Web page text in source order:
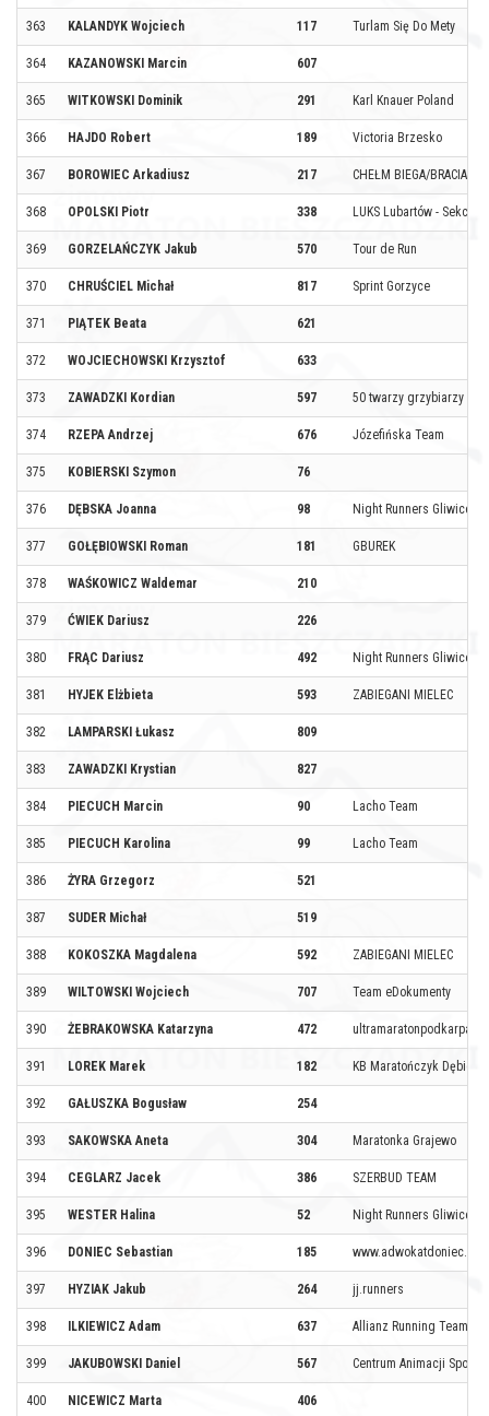
363 KALANDYK Wojciech 117 Turlam Się Do Mety
364 KAZANOWSKI Marcin 607
365 WITKOWSKI Dominik 291 Karl Knauer Poland
366 HAJDO Robert 189 Victoria Brzesko
367 BOROWIEC Arkadiusz 217 CHEŁM BIEGA/BRACIA.B
368 OPOLSKI Piotr 338 LUKS Lubartów - Sekcja
369 GORZELAŃCZYK Jakub 570 Tour de Run
370 CHRUŚCIEL Michał 817 Sprint Gorzyce
371 PIĄTEK Beata 621
372 WOJCIECHOWSKI Krzysztof 633
373 ZAWADZKI Kordian 597 50 twarzy grzybiarzy
374 RZEPA Andrzej 676 Józefińska Team
375 KOBIERSKI Szymon 76
376 DĘBSKA Joanna 98 Night Runners Gliwice
377 GOŁĘBIOWSKI Roman 181 GBUREK
378 WAŚKOWICZ Waldemar 210
379 ĆWIEK Dariusz 226
380 FRĄC Dariusz 492 Night Runners Gliwice
381 HYJEK Elżbieta 593 ZABIEGANI MIELEC
382 LAMPARSKI Łukasz 809
383 ZAWADZKI Krystian 827
384 PIECUCH Marcin 90 Lacho Team
385 PIECUCH Karolina 99 Lacho Team
386 ŻYRA Grzegorz 521
387 SUDER Michał 519
388 KOKOSZKA Magdalena 592 ZABIEGANI MIELEC
389 WILTOWSKI Wojciech 707 Team eDokumenty
390 ŻEBRAKOWSKA Katarzyna 472
391 LOREK Marek 182 KB Maratończyk Dębica
392 GAŁUSZKA Bogusław 254
393 SAKOWSKA Aneta 304 Maratonka Grajewo
394 CEGLARZ Jacek 386 SZERBUD TEAM
395 WESTER Halina 52 Night Runners Gliwice
396 DONIEC Sebastian 185 www.adwokatdoniec.pl
397 HYZIAK Jakub 264 jj.runners
398 ILKIEWICZ Adam 637 Allianz Running Team
399 JAKUBOWSKI Daniel 567 Centrum Animacji
400 NICEWICZ Marta 406